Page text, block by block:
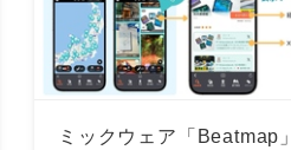
ミックウェア「Beatmap」